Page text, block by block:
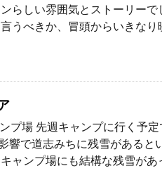
らしい雰囲気とストーリーで
うべきか、冒頭からいきなり
プ場 先週キャンプに行く予定
響で道志みちに残雪があると
ャンプ場にも結構な残雪があ